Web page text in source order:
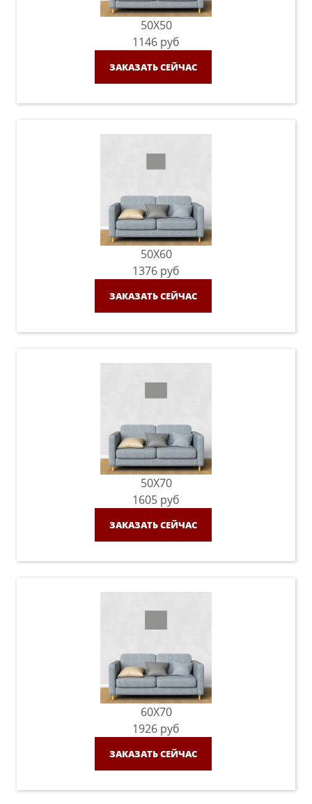
50X50
1146 руб
ЗАКАЗАТЬ СЕЙЧАС
50X60
1376 руб
ЗАКАЗАТЬ СЕЙЧАС
50X70
1605 руб
ЗАКАЗАТЬ СЕЙЧАС
60X70
1926 руб
ЗАКАЗАТЬ СЕЙЧАС